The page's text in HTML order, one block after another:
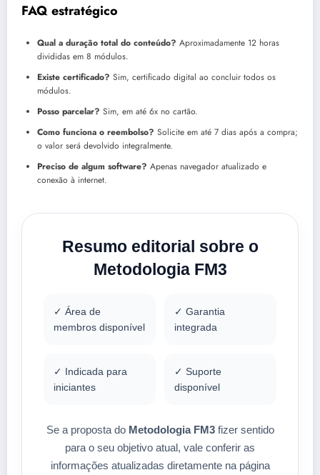
FAQ estratégico
Qual a duração total do conteúdo? Aproximadamente 12 horas
divididas em 8 módulos.
Existe certificado? Sim, certificado digital ao concluir todos os
módulos.
Posso parcelar? Sim, em até 6x no cartão.
Como funciona o reembolso? Solicite em até 7 dias após a compra;
o valor será devolvido integralmente.
Preciso de algum software? Apenas navegador atualizado e
conexão à internet.
Resumo editorial sobre o
Metodologia FM3
✓ Área de
membros disponível
✓ Garantia
integrada
✓ Indicada para
iniciantes
✓ Suporte
disponível
Se a proposta do Metodologia FM3fizer sentido
para o seu objetivo atual, vale conferir as
informações atualizadas diretamente na página